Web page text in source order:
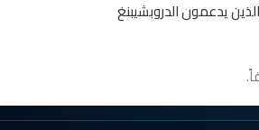
يدعمون الدروبشيبنغ